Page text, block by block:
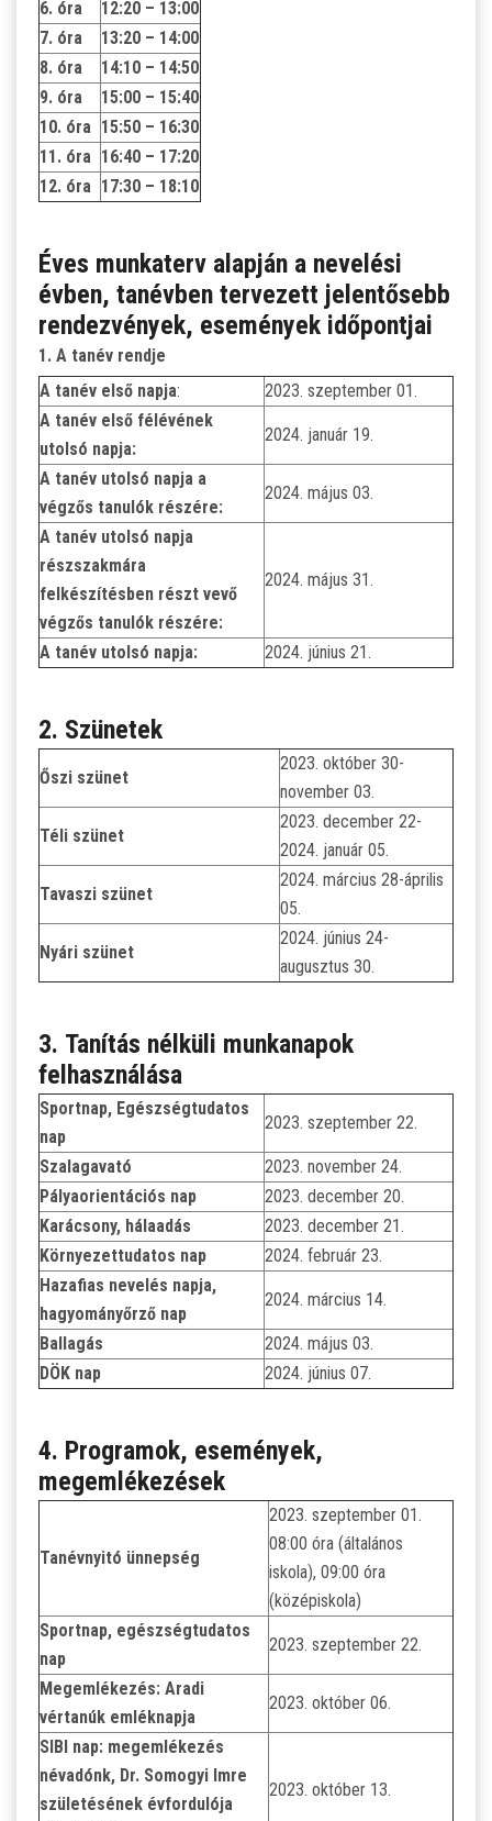
6. óra
12:20 – 13:00
7. óra
13:20 – 14:00
8. óra
14:10 – 14:50
9. óra
15:00 – 15:40
10. óra 15:50 – 16:30
11. óra 16:40 – 17:20
12. óra 17:30 – 18:10
Éves munkaterv alapján a nevelési
évben, tanévben tervezett jelentősebb
rendezvények, események időpontjai
1. A tanév rendje
A tanév első napja:
2023. szeptember 01.
A tanév első félévének
utolsó napja:
2024. január 19.
A tanév utolsó napja a
végzős tanulók részére:
2024. május 03.
A tanév utolsó napja
részszakmára
felkészítésben részt vevő
végzős tanulók részére:
2024. május 31.
A tanév utolsó napja: 2024. június 21.
2. Szünetek
Őszi szünet
2023. október 30-
november 03.
Téli szünet
2023. december 22-
2024. január 05.
Tavaszi szünet
2024. március 28-április
05.
Nyári szünet
2024. június 24-
augusztus 30.
3. Tanítás nélküli munkanapok
felhasználása
Sportnap, Egészségtudatos
nap
2023. szeptember 22.
Szalagavató
2023. november 24.
Pályaorientációs nap
2023. december 20.
Karácsony, hálaadás
2023. december 21.
Környezettudatos nap
2024. február 23.
Hazafias nevelés napja,
hagyományőrző nap
2024. március 14.
Ballagás
2024. május 03.
DÖK nap
2024. június 07.
4. Programok, események,
megemlékezések
Tanévnyitó ünnepség
2023. szeptember 01.
08:00 óra (általános
iskola), 09:00 óra
(középiskola)
Sportnap, egészségtudatos
nap
2023. szeptember 22.
Megemlékezés: Aradi
vértanúk emléknapja
2023. október 06.
SIBI nap: megemlékezés
névadónk, Dr. Somogyi Imre
születésének évfordulója
2023. október 13.